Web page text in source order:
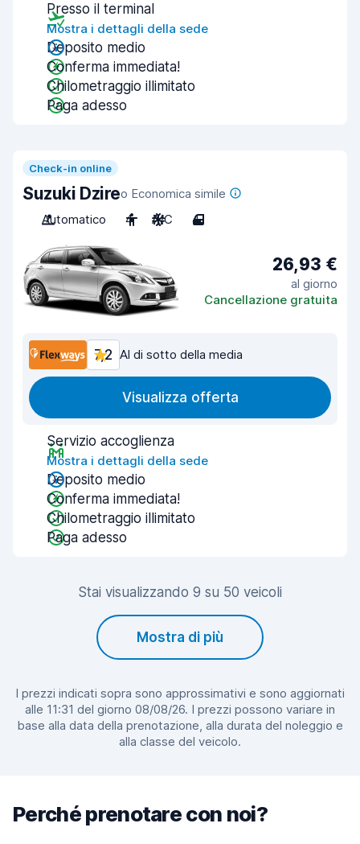
Presso il terminal
Mostra i dettagli della sede
Deposito medio
Conferma immediata!
Chilometraggio illimitato
Paga adesso
Check-in online
Suzuki Dzireo Economica simile
Automatico
4 A/C 4
26,93 €
al giorno
Cancellazione gratuita
7,2 Al di sotto della media
Visualizza offerta
Servizio accoglienza
Mostra i dettagli della sede
Deposito medio
Conferma immediata!
Chilometraggio illimitato
Paga adesso
Stai visualizzando 9 su 50 veicoli
Mostra di più
I prezzi indicati sopra sono approssimativi e sono aggiornati
alle 11:31 del giorno 08/08/26. I prezzi possono variare in
base alla data della prenotazione, alla durata del noleggio e
alla classe del veicolo.
Perché prenotare con noi?